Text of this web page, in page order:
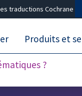
traductions Cochrane
?
Produits et